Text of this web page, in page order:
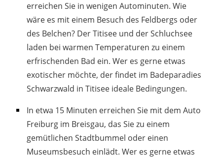
erreichen Sie in wenigen Autominuten. Wie
wäre es mit einem Besuch des Feldbergs oder
des Belchen? Der Titisee und der Schluchsee
laden bei warmen Temperaturen zu einem
erfrischenden Bad ein. Wer es gerne etwas
exotischer möchte, der findet im Badeparadies
Schwarzwald in Titisee ideale Bedingungen.
In etwa 15 Minuten erreichen Sie mit dem Auto
Freiburg im Breisgau, das Sie zu einem
gemütlichen Stadtbummel oder einen
Museumsbesuch einlädt. Wer es gerne etwas